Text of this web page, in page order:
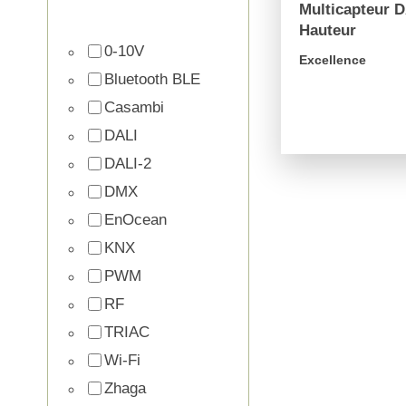
0-10V
Bluetooth BLE
Casambi
DALI
DALI-2
DMX
EnOcean
KNX
PWM
RF
TRIAC
Wi-Fi
Zhaga
Multicapteur
Hauteur
Excellence